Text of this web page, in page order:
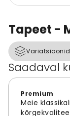
Tapeet -
Variatsioonid
Saadaval
Premium
Meie